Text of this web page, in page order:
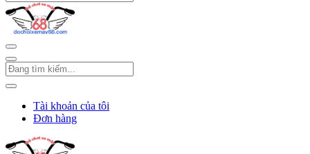
Tài khoản của tôi
Đơn hàng